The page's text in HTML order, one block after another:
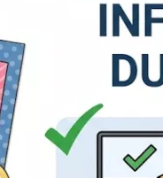
Die format standard
et du
précises
Si vous
de la